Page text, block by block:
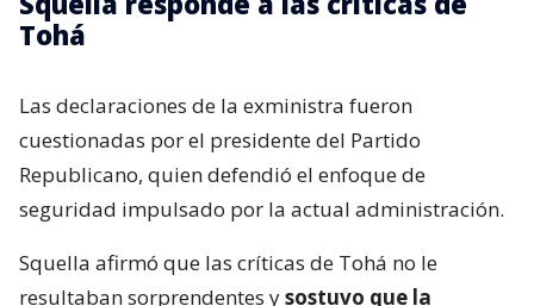
Tohá
Las declaraciones de la exministra fueron
cuestionadas por el presidente del Partido
Republicano, quien defendió el enfoque de
seguridad impulsado por la actual administración.
Squella afirmó que las críticas de Tohá no le
resultaban sorprendentes ysostuvo que la